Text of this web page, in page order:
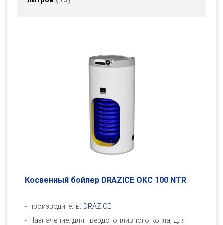
Косвенный бойлер DRAZICE OKC 100 NTR
производитель: DRAZICE
Назначение: для твердотопливного котла, для